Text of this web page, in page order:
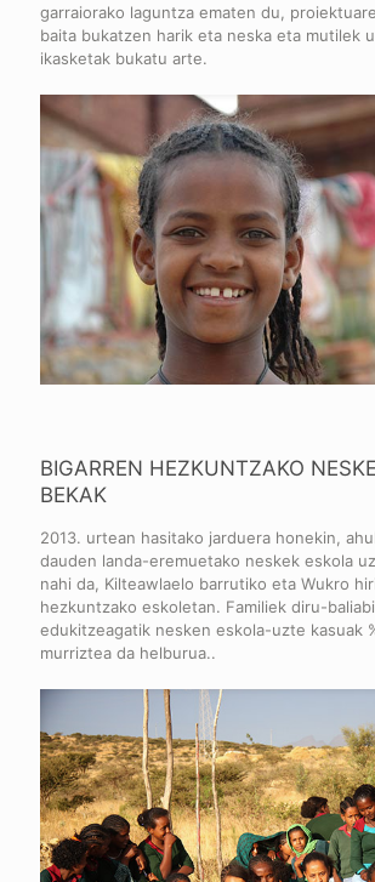
garraiorako laguntza ematen du,
baita bukatzen harik eta neska eta mutilek
ikasketak bukatu arte.
BIGARREN HEZKUNTZAKO
BEKAK
2013. urtean hasitako jarduera honekin,
dauden landa-eremuetako neskek eskola
nahi da, Kilteawlaelo barrutiko eta Wukro
hezkuntzako eskoletan. Familiek diru-
edukitzeagatik nesken eskola-uzte kasuak
murriztea da helburua..